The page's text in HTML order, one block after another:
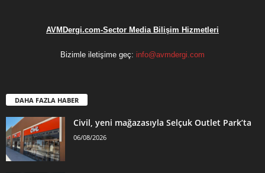
AVMDergi.com-Sector Media Bilişim Hizmetleri
Bizimle iletişime geç: info@avmdergi.com
DAHA FAZLA HABER
Civil, yeni mağazasıyla Selçuk Outlet Park’ta
06/08/2026